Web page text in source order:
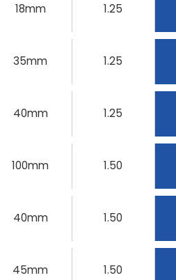
18mm 1.25
35mm 1.25
40mm 1.25
100mm 1.50
40mm 1.50
45mm 1.50